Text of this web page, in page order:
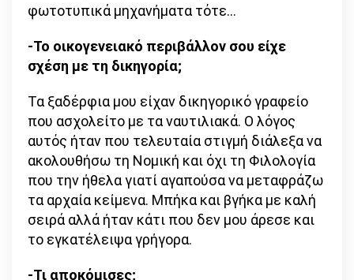
φωτοτυπικά μηχανήματα τότε…
-Το οικογενειακό περιβάλλον σου είχε
σχέση με τη δικηγορία;
Τα ξαδέρφια μου είχαν δικηγορικό γραφείο
που ασχολείτο με τα ναυτιλιακά. Ο λόγος
αυτός ήταν που τελευταία στιγμή διάλεξα να
ακολουθήσω τη Νομική και όχι τη Φιλολογία
που την ήθελα γιατί αγαπούσα να μεταφράζω
τα αρχαία κείμενα. Μπήκα και βγήκα με καλή
σειρά αλλά ήταν κάτι που δεν μου άρεσε και
το εγκατέλειψα γρήγορα.
-Τι αποκόμισες;